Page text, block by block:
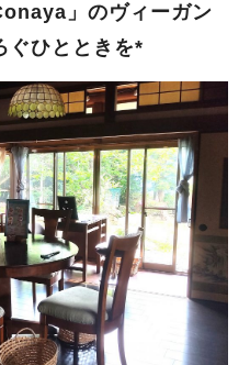
」のヴィーガン
ぐひとときを*